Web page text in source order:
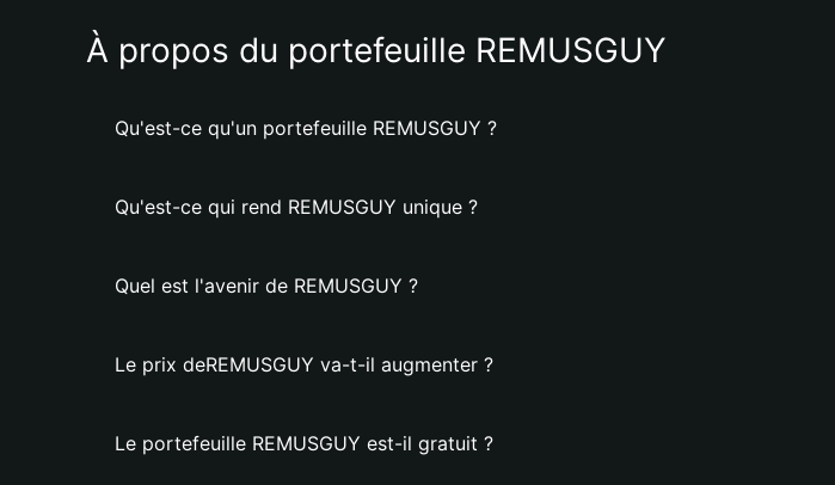
À propos du portefeuille REMUSGUY
Qu'est-ce qu'un portefeuille REMUSGUY ?
Qu'est-ce qui rend REMUSGUY unique ?
Quel est l'avenir de REMUSGUY ?
Le prix deREMUSGUY va-t-il augmenter ?
Le portefeuille REMUSGUY est-il gratuit ?